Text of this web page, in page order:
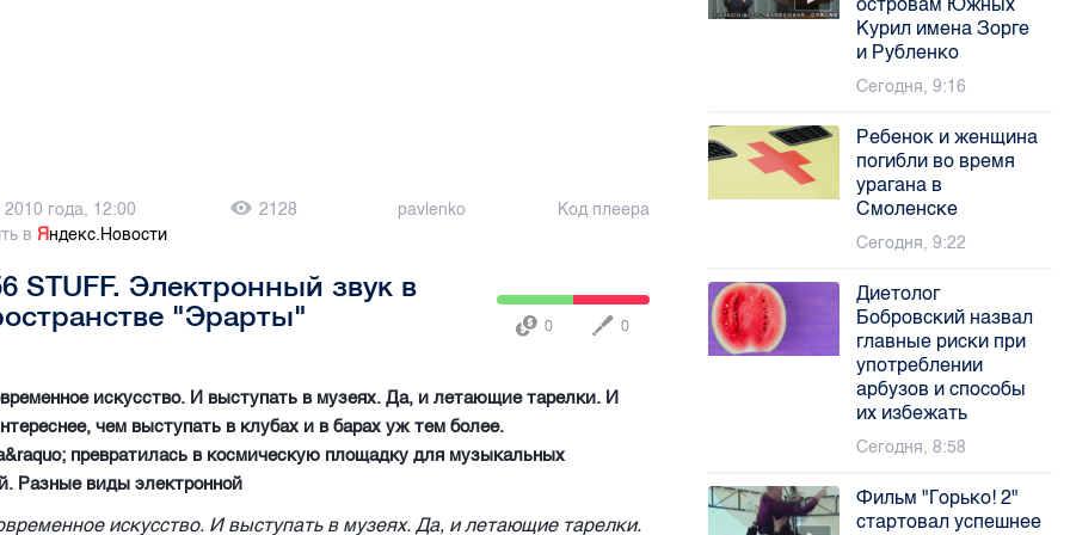
года, 12:00 2128 pavlenko
Код плеера
вЯндекс.Новости
STUFF. Электронный звук в
"Эрарты"
0 0
искусство. И выступать в музеях. Да, и летающие тарелки. И
чем выступать в клубах и в барах уж тем более.
превратилась в космическую площадку для музыкальных
Разные виды электронной
искусство. И выступать в музеях. Да, и летающие тарелки.
Курил имена Зорге
и Рубленко
Сегодня, 9:16
Ребенок и женщина
погибли во время
урагана в
Смоленске
Сегодня, 9:22
Диетолог
Бобровский назвал
главные риски при
употреблении
арбузов и способы
их избежать
Сегодня, 8:58
Фильм "Горько! 2"
стартовал успешнее